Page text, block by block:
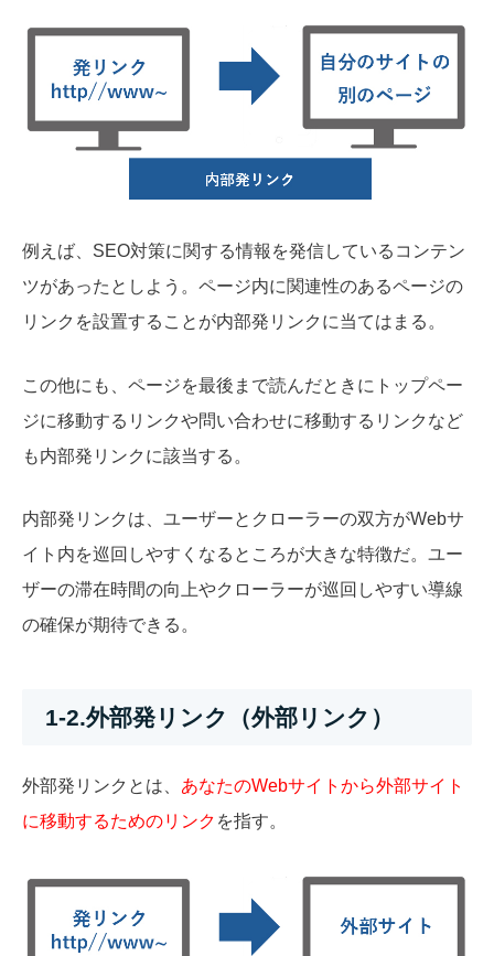
例えば、SEO対策に関する情報を発信しているコンテン
ツがあったとしよう。ページ内に関連性のあるページの
リンクを設置することが内部発リンクに当てはまる。
この他にも、ページを最後まで読んだときにトップペー
ジに移動するリンクや問い合わせに移動するリンクなど
も内部発リンクに該当する。
内部発リンクは、ユーザーとクローラーの双方がWebサ
イト内を巡回しやすくなるところが大きな特徴だ。ユー
ザーの滞在時間の向上やクローラーが巡回しやすい導線
の確保が期待できる。
1-2.外部発リンク（外部リンク）
外部発リンクとは、 あなたのWebサイトから外部サイト
に移動するためのリンク を指す。